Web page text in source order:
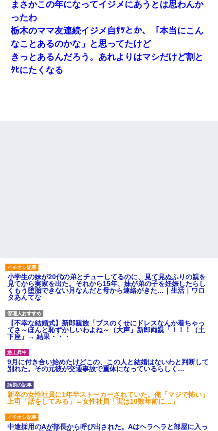
まさかこの年になってイジメにあうとは思わんか
ったわ
栃木のママ友連続イジメ自ｻﾂとか、「本当にこん
なことあるのかな」と思ってたけど
きっとあるんだろう。あれよりはマシだけど割と
ﾀﾋにたくなる
小学生の妹が20代の弟とチューしてるのに、見て見ぬふりの親を
見てから実家を出た。それから15年、妹が弟の子を妊娠したらし
くもう堕胎できない月なんだと母から連絡がきた…｜生活｜ワロ
タあんてな
【不幸な結婚式】新郎親族「ブスのくせにドレスなんか着ちゃっ
てさ～ほんと恥ずかしいわよね～（大声」新郎両親「！！！（土
下座」→ 結果・・・
9月に付き合い始めたけどこの、この人と結婚はないわと判断して
別れた。その元彼が交通事故で重体になっているらしく…
新卒の女性社員に1年半ストーカーされていた。俺「マジで怖い」
上司「話をしてみる」→女性社員「実は10数年前に…」
中途採用のAが部長から呼び出された。Aはヘラヘラと部屋に入っ